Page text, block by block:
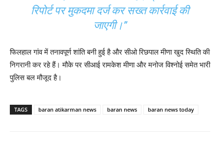
रिपोर्ट पर मुकदमा दर्ज कर सख्त कार्रवाई की
जाएगी।”
फिलहाल गांव में तनावपूर्ण शांति बनी हुई है और सीओ रिछपाल मीणा खुद स्थिति की
निगरानी कर रहे हैं। मौके पर सीआई रामकेश मीणा और मनोज विश्नोई समेत भारी
पुलिस बल मौजूद है।
TAGS baran atikarman news baran news baran news today